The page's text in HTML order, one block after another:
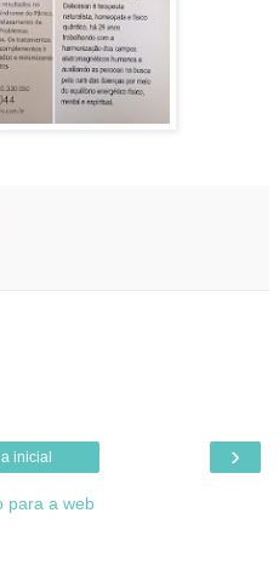
›
inicial
para a web